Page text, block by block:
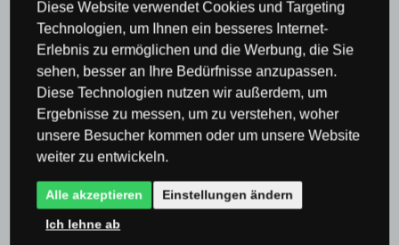
Bisher hat noch niemand das Produkt bewertet
Diese Website verwendet Cookies und Targeting
Technologien, um Ihnen ein besseres Internet-
Erlebnis zu ermöglichen und die Werbung, die Sie
sehen, besser an Ihre Bedürfnisse anzupassen.
Diese Technologien nutzen wir außerdem, um
Ergebnisse zu messen, um zu verstehen, woher
unsere Besucher kommen oder um unsere Website
weiter zu entwickeln.
Alle akzeptieren Einstellungen ändern
Ich lehne ab